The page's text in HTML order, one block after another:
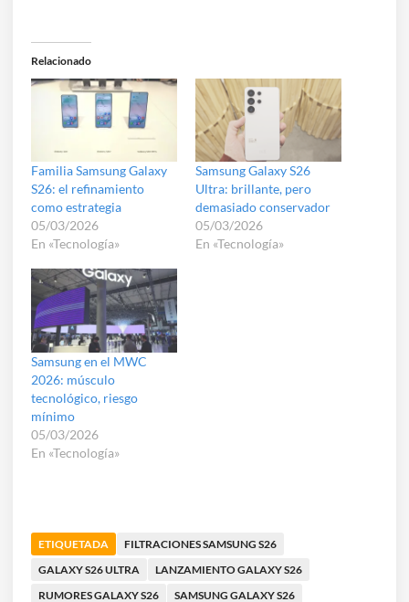
Relacionado
Familia Samsung Galaxy
S26: el refinamiento
como estrategia
05/03/2026
En «Tecnología»
Samsung Galaxy S26
Ultra: brillante, pero
demasiado conservador
05/03/2026
En «Tecnología»
Samsung en el MWC
2026: músculo
tecnológico, riesgo
mínimo
05/03/2026
En «Tecnología»
ETIQUETADA
FILTRACIONES SAMSUNG S26
GALAXY S26 ULTRA
LANZAMIENTO GALAXY S26
RUMORES GALAXY S26
SAMSUNG GALAXY S26